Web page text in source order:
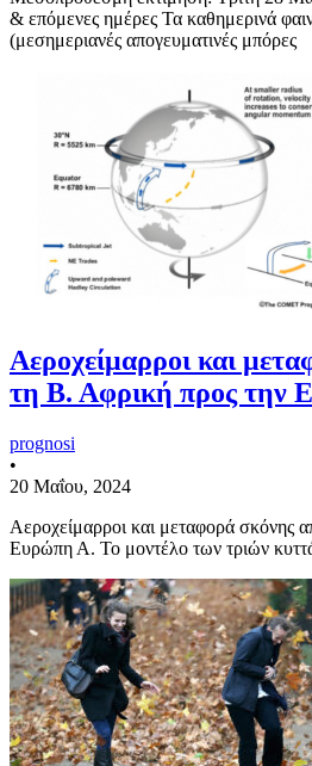
& επόμενες ημέρες Τα καθημερινά
(μεσημεριανές απογευματινές μπόρες
Αεροχείμαρροι και
τη Β. Αφρική προς την
prognosi
•
20 Μαΐου, 2024
Αεροχείμαρροι και μεταφορά σκόνης
Ευρώπη Α. Το μοντέλο των τριών